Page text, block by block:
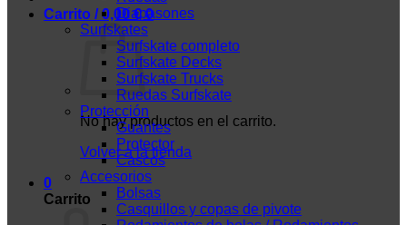
Carrito /0,00€ 0
No hay productos en el carrito.
Volver a la tienda
0
Carrito
Diapasones
Surfskates
Surfskate completo
Surfskate Decks
Surfskate Trucks
Ruedas Surfskate
Protección
Guantes
Protector
Cascos
Accesorios
Bolsas
Casquillos y copas de pivote